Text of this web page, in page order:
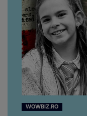
WOWBIZ.RO